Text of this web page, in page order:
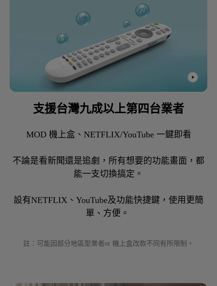
支援台灣九成以上第四台業者
MOD 機上盒、NETFLIX/YouTube 一鍵即看
不論是看新聞還是追劇，所有想要的功能畫面，都
能一支切換搞定。
設有NETFLIX、YouTube及功能快捷鍵，使用更簡
單、方便。